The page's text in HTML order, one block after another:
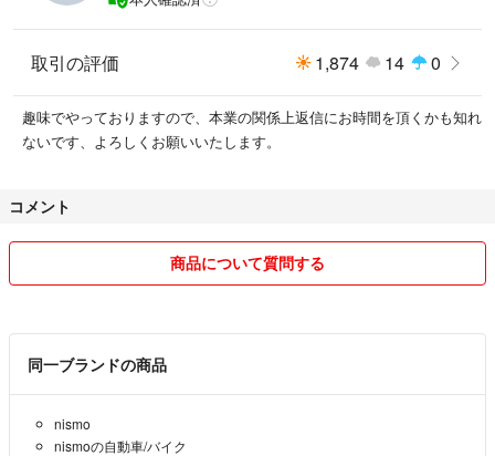
取引の評価 1,874 14 0
趣味でやっておりますので、本業の関係上返信にお時間を頂くかも知れ
ないです、よろしくお願いいたします。
コメント
商品について質問する
同一ブランドの商品
nismo
nismoの自動車/バイク